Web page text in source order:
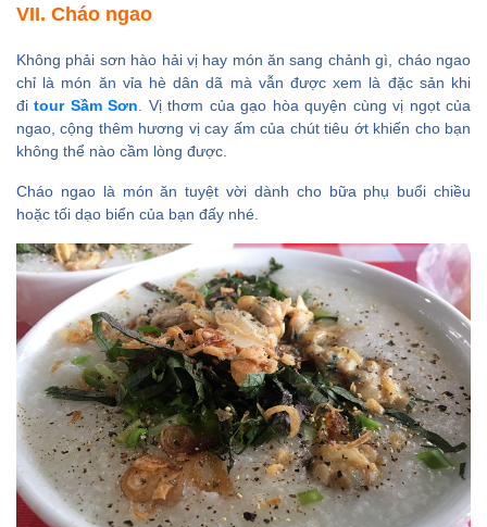
VII. Cháo ngao
Không phải sơn hào hải vị hay món ăn sang chảnh gì, cháo ngao
chỉ là món ăn vỉa hè dân dã mà vẫn được xem là đặc sản khi
đitour Sầm Sơn . Vị thơm của gạo hòa quyện cùng vị ngọt của
ngao, cộng thêm hương vị cay ấm của chút tiêu ớt khiến cho bạn
không thể nào cầm lòng được.
Cháo ngao là món ăn tuyệt vời dành cho bữa phụ buổi chiều
hoặc tối dạo biển của bạn đấy nhé.